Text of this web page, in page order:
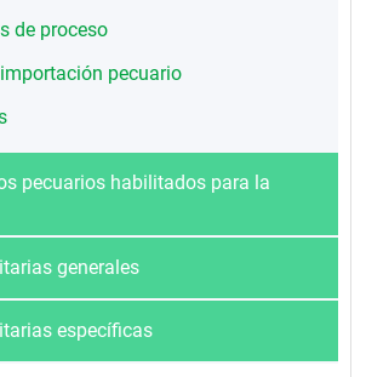
de proceso
pecuario
pecuarios habilitados para la
generales
específicas